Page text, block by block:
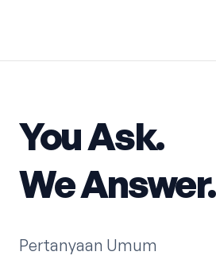
You Ask.
We Answer.
Pertanyaan Umum